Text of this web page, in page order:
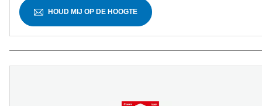
HOUD MIJ OP DE HOOGTE